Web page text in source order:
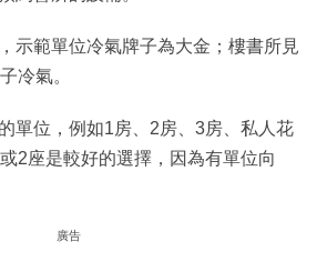
示範單位冷氣牌子為大金；樓書所見
冷氣。
單位，例如1房、2房、3房、私人花
2座是較好的選擇，因為有單位向
廣告